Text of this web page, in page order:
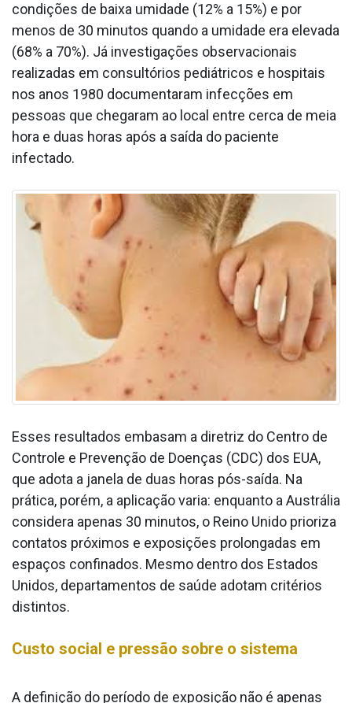
condições de baixa umidade (12% a 15%) e por
menos de 30 minutos quando a umidade era elevada
(68% a 70%). Já investigações observacionais
realizadas em consultórios pediátricos e hospitais
nos anos 1980 documentaram infecções em
pessoas que chegaram ao local entre cerca de meia
hora e duas horas após a saída do paciente
infectado.
Esses resultados embasam a diretriz do Centro de
Controle e Prevenção de Doenças (CDC) dos EUA,
que adota a janela de duas horas pós-saída. Na
prática, porém, a aplicação varia: enquanto a Austrália
considera apenas 30 minutos, o Reino Unido prioriza
contatos próximos e exposições prolongadas em
espaços confinados. Mesmo dentro dos Estados
Unidos, departamentos de saúde adotam critérios
distintos.
Custo social e pressão sobre o sistema
A definição do período de exposição não é apenas